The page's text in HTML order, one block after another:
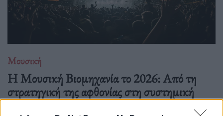
Μουσική
Η Μουσική Βιομηχανία το 2026: Από τη
στρατηγική της αφθονίας στη συστημική
εντροπία